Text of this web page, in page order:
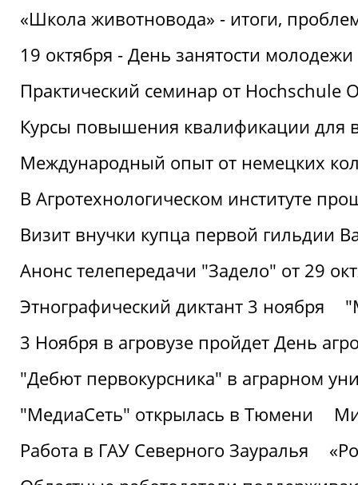
«Школа животновода» - итоги,
19 октября - День занятости молодежи
Практический семинар от Hochschule
Курсы повышения квалификации для
Международный опыт от немецких
В Агротехнологическом институте
Визит внучки купца первой гильдии
Анонс телепередачи "Задело" от 29
Этнографический диктант 3 ноября
3 Ноября в агровузе пройдет День
"Дебют первокурсника" в аграрном
"МедиаСеть" открылась в Тюмени
Работа в ГАУ Северного Зауралья